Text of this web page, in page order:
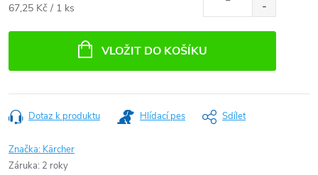
Měrná
67,25 Kč / 1 ks
VLOŽIT DO KOŠÍKU
Dotaz k produktu Hlídací pes Sdílet
Značka: Kärcher
Záruka: 2 roky